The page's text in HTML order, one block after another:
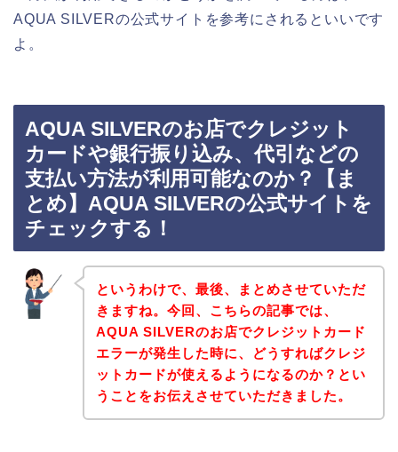
AQUA SILVERの公式サイトを参考にされるといいです
よ。
AQUA SILVERのお店でクレジット
カードや銀行振り込み、代引などの
支払い方法が利用可能なのか？【ま
とめ】AQUA SILVERの公式サイトを
チェックする！
というわけで、最後、まとめさせていただ
きますね。今回、こちらの記事では、
AQUA SILVERのお店でクレジットカード
エラーが発生した時に、どうすればクレジ
ットカードが使えるようになるのか？とい
うことをお伝えさせていただきました。